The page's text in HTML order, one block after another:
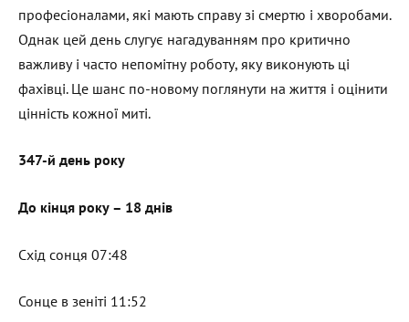
професіоналами, які мають справу зі смертю і хворобами.
Однак цей день слугує нагадуванням про критично
важливу і часто непомітну роботу, яку виконують ці
фахівці. Це шанс по-новому поглянути на життя і оцінити
цінність кожної миті.
347-й день року
До кінця року – 18 днів
Схід сонця 07:48
Сонце в зеніті 11:52